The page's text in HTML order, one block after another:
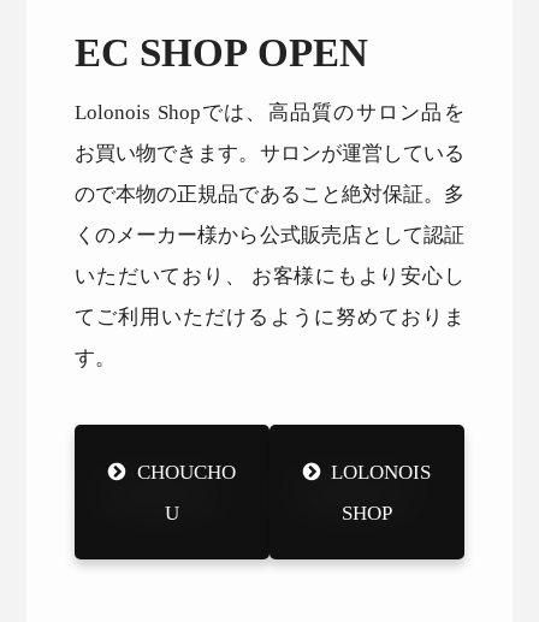
EC SHOP OPEN
Lolonois Shopでは、高品質のサロン品を
お買い物できます。サロンが運営している
ので本物の正規品であること絶対保証。多
くのメーカー様から公式販売店として認証
いただいており、 お客様にもより安心し
てご利用いただけるように努めておりま
す。
CHOUCHO
U
LOLONOIS
SHOP